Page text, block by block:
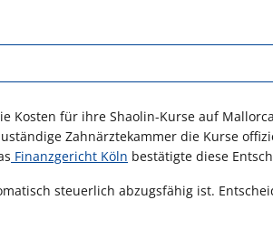
Kosten für ihre Shaolin-Kurse auf
Zahnärztekammer die Kurse
Finanzgericht Köln bestätigte diese
steuerlich abzugsfähig ist.